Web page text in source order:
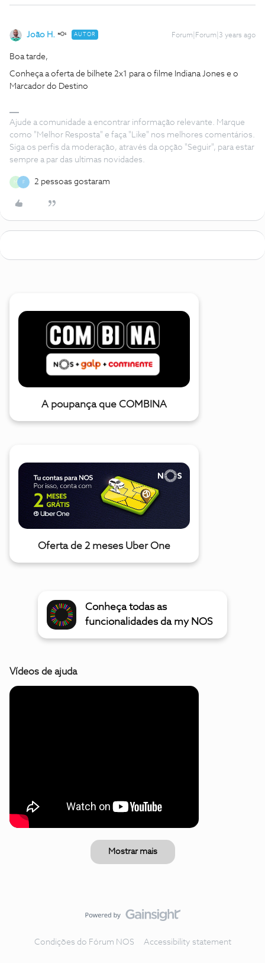
João H. AUTOR Forum|Forum|3 years ago
Boa tarde,
Conheça a oferta de bilhete 2x1 para o filme Indiana Jones e o
Marcador do Destino
Ajude a comunidade a encontrar informação relevante. Marque
como "Melhor Resposta" e faça "Like" nos melhores comentários.
Siga os perfis da moderação, através da opção "Seguir", para estar
sempre a par das ultimas novidades.
M F 2 pessoas gostaram
A poupança que COMBINA
Oferta de 2 meses Uber One
Conheça todas as
funcionalidades da my NOS
Vídeos de ajuda
Mostrar mais
Condições do Fórum NOS Accessibility statement